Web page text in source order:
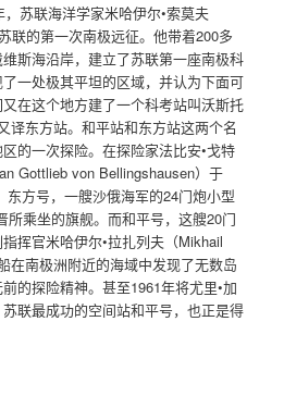
苏联海洋学家米哈伊尔•索莫夫
联的第一次南极远征。他带着200多
斯海沿岸，建立了苏联第一座南极科
一处极其平坦的区域，并认为下面可
在这个地方建了一个科考站叫沃斯托
译东方站。和平站和东方站这两个名
的一次探险。在探险家法比安•戈特
Gottlieb von Bellingshausen）于
东方号，一艘沙俄海军的24门炮小型
所乘坐的旗舰。而和平号，这艘20门
挥官米哈伊尔•拉扎列夫（Mikhail
在南极洲附近的海域中发现了无数岛
的探险精神。甚至1961年将尤里•加
联最成功的空间站和平号，也正是得